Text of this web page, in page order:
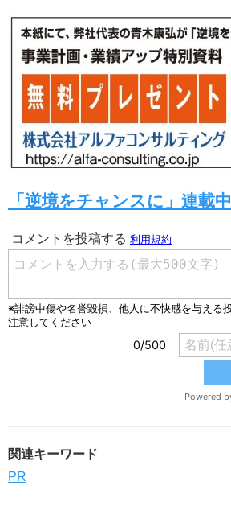
「逆境をチャンスに」連載中
関連キーワード
PR